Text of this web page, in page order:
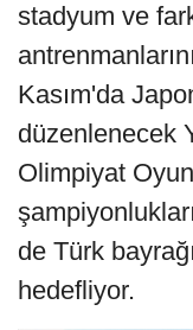
stadyum ve
Kasım'da
düzenlenecek
Olimpiyat
de Türk
hedefliyor.